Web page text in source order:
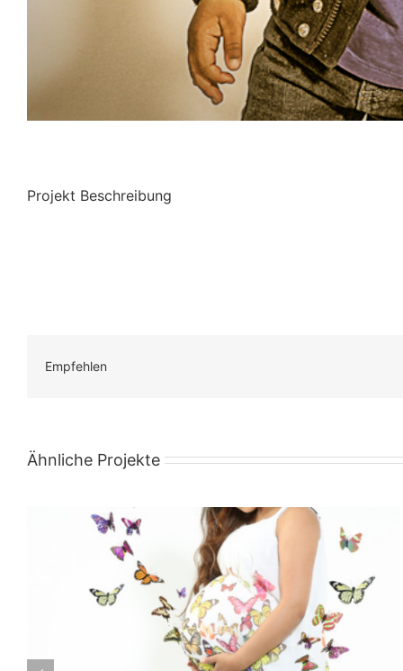
Projekt Beschreibung
Empfehlen
Ähnliche Projekte